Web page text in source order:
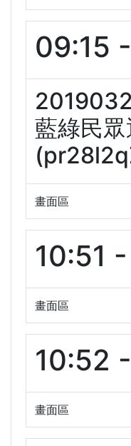
09:15
藍綠民
畫面區
10:51
畫面區
10:52
畫面區